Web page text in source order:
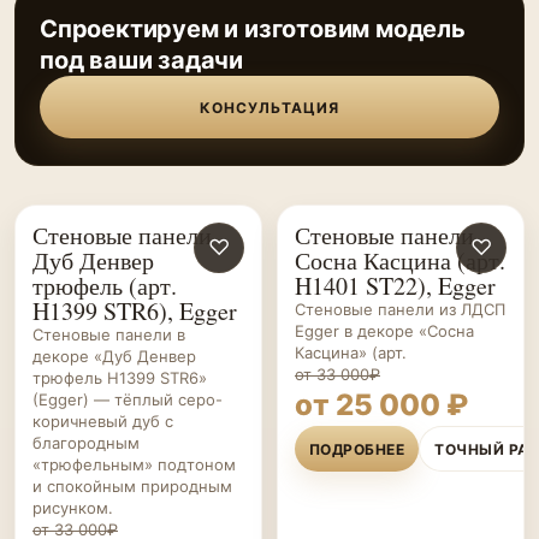
Спроектируем и изготовим модель
под ваши задачи
КОНСУЛЬТАЦИЯ
СТЕНОВЫЕ
ПАНЕЛИ НА ЗАКАЗ
♡
Стеновые панели
Дуб Денвер
трюфель (арт.
H1399 STR6), Egger
Стеновые панели в
декоре «Дуб Денвер
трюфель H1399 STR6»
(Egger) — тёплый серо-
коричневый дуб с
благородным
«трюфельным» подтоном
и спокойным природным
рисунком.
от 33 000₽
СТЕНОВЫЕ
ПАНЕЛИ НА ЗАКАЗ
♡
Стеновые панели
Сосна Касцина (арт.
H1401 ST22), Egger
Стеновые панели из ЛДСП
Egger в декоре «Сосна
Касцина» (арт.
от 33 000₽
от 25 000 ₽
ПОДРОБНЕЕ ТОЧНЫЙ